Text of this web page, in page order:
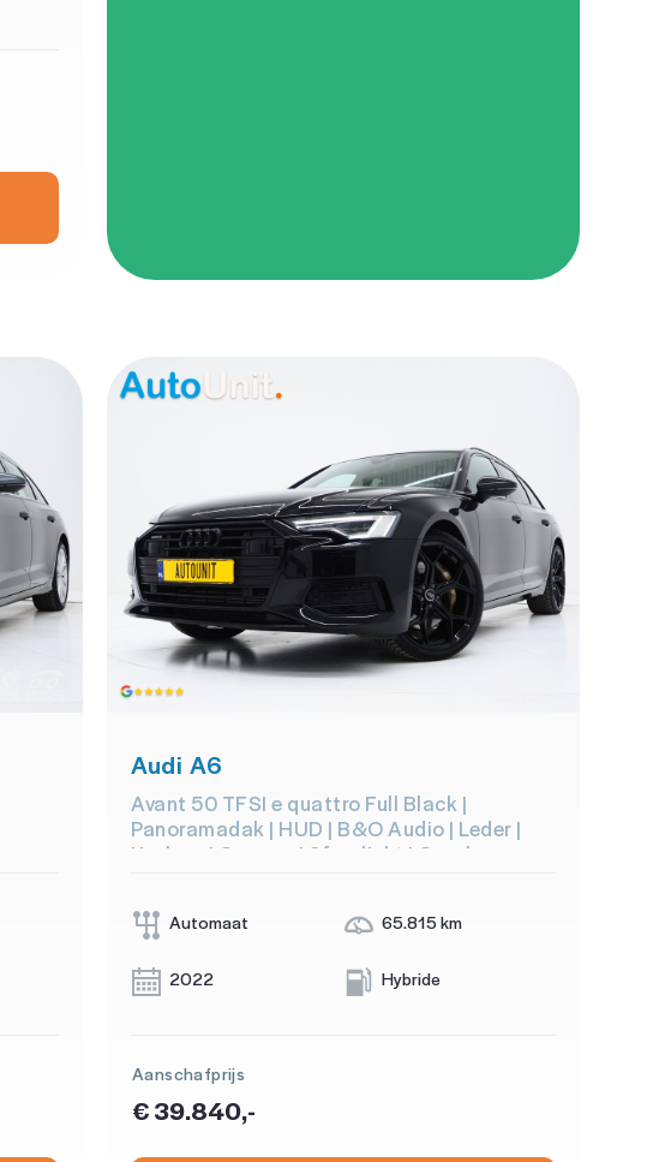
Audi A6
Avant 50 TFSI e quattro Full Black |
Panoramadak | HUD | B&O Audio | Leder |
Keyless | Camera | Sfeerlicht | Carplay
Automaat 65.815 km
2022 Hybride
Aanschafprijs
€ 39.840,-